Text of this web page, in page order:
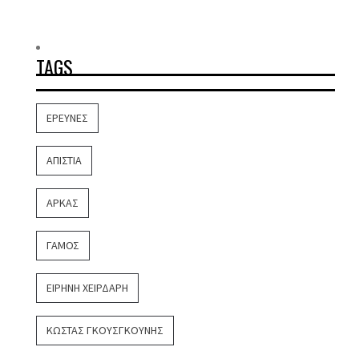
TAGS
ΈΡΕΥΝΕΣ
ΑΠΙΣΤΊΑ
ΑΡΚΆΣ
ΓΆΜΟΣ
ΕΙΡΉΝΗ ΧΕΙΡΔΆΡΗ
ΚΏΣΤΑΣ ΓΚΟΥΣΓΚΟΎΝΗΣ